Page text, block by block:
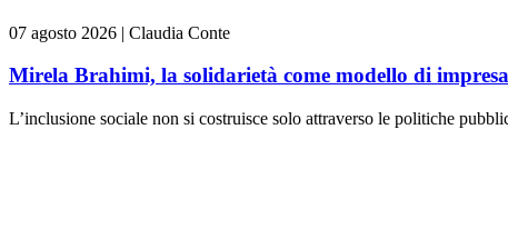
07 agosto 2026 | Claudia Conte
Mirela Brahimi, la solidarietà come modello di impresa
L’inclusione sociale non si costruisce solo attraverso le politiche